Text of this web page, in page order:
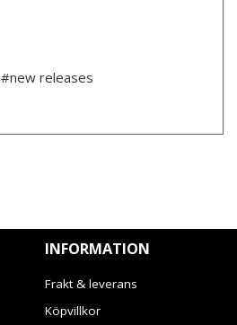
#new releases
INFORMATION
Frakt & leverans
Köpvillkor